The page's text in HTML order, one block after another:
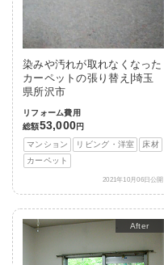
染みや汚れが取れなくなった
カーペットの張り替え|埼玉
県所沢市
リフォーム費用
総額53,000円
マンション
リビング・洋室
床材
カーペット
2021年10月06日公開
After